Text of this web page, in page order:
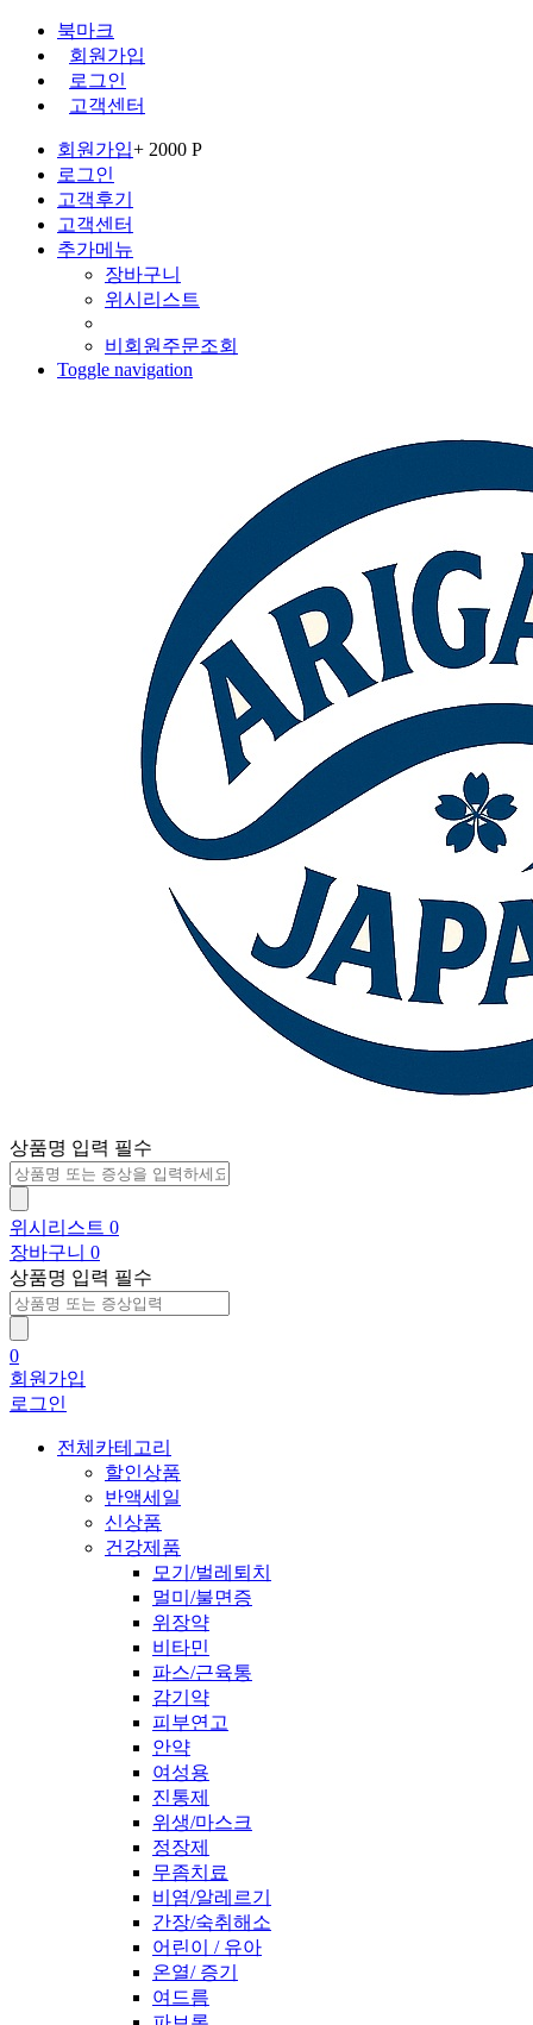
북마크
회원가입
로그인
고객센터
회원가입+ 2000 P
로그인
고객후기
고객센터
추가메뉴
장바구니
위시리스트
비회원주문조회
Toggle navigation
상품명 입력 필수
위시리스트 0
장바구니 0
상품명 입력 필수
0
회원가입
로그인
전체카테고리
할인상품
반액세일
신상품
건강제품
모기/벌레퇴치
멀미/불면증
위장약
비타민
파스/근육통
감기약
피부연고
안약
여성용
진통제
위생/마스크
정장제
무좀치료
비염/알레르기
간장/숙취해소
어린이 / 유아
온열/ 증기
여드름